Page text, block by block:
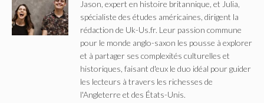
Jason, expert en histoire britannique, et Julia,
spécialiste des études américaines, dirigent la
rédaction de Uk-Us.fr. Leur passion commune
pour le monde anglo-saxon les pousse à explorer
et à partager ses complexités culturelles et
historiques, faisant d'eux le duo idéal pour guider
les lecteurs à travers les richesses de
l'Angleterre et des États-Unis.